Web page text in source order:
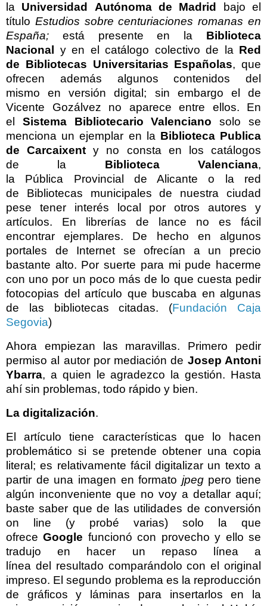
la Universidad Autónoma de Madrid
bajo el
título Estudios sobre centuriaciones romanas en
España; está presente en la Biblioteca
Nacional y en el catálogo colectivo de la Red
de Bibliotecas Universitarias Españolas, que
ofrecen además algunos contenidos del
mismo en versión digital; sin embargo el de
Vicente Gozálvez no aparece entre ellos. En
el Sistema Bibliotecario Valenciano solo se
menciona un ejemplar en la Biblioteca Publica
de Carcaixent y no consta en los catálogos
de
la Biblioteca Valenciana,
la Pública Provincial
de Alicante o
la red
de Bibliotecas municipales de nuestra ciudad
pese tener
interés local por otros autores y
artículos. En librerías de lance no es fácil
encontrar ejemplares. De hecho en algunos
portales de Internet se ofrecían a un precio
bastante alto. Por suerte para mi pude hacerme
con uno por un poco más de lo que cuesta pedir
fotocopias del artículo que buscaba en algunas
de las bibliotecas citadas. (Fundación Caja
Segovia)
Ahora empiezan las maravillas. Primero pedir
permiso al autor por mediación de Josep Antoni
Ybarra, a quien le agradezco la gestión. Hasta
ahí sin problemas, todo rápido y bien.
La digitalización.
El artículo tiene características que lo hacen
problemático si se pretende obtener una copia
literal; es relativamente fácil digitalizar un texto a
partir de una imagen en formato jpegpero tiene
algún inconveniente que no voy a detallar aquí;
baste saber que de las utilidades de conversión
on line (y probé varias) solo la que
ofreceGoogle funcionó con provecho y ello se
tradujo en hacer un repaso línea a
línea del resultado comparándolo con el original
impreso. El segundo problema es la reproducción
de gráficos y láminas para insertarlos en
la